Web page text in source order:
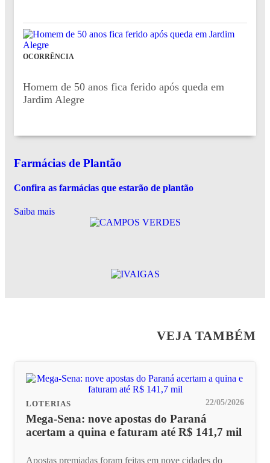
OCORRÊNCIA
Homem de 50 anos fica ferido após queda em
Jardim Alegre
Farmácias de Plantão
Confira as farmácias que estarão de plantão
Saiba mais
VEJA TAMBÉM
LOTERIAS 22/05/2026
Mega-Sena: nove apostas do Paraná
acertam a quina e faturam até R$ 141,7 mil
Apostas premiadas foram feitas em nove cidades do